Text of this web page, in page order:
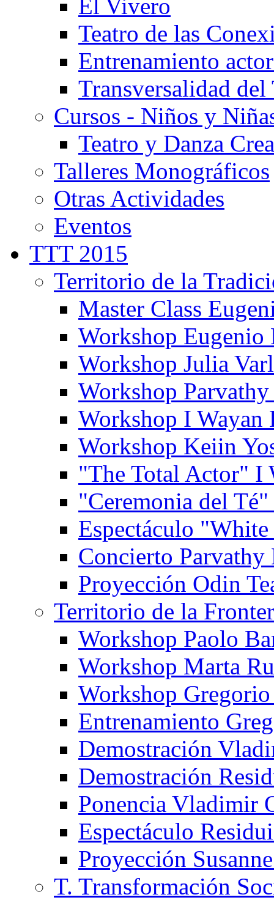
El Vivero
Teatro de las
Entrenamiento
Transversalidad del
Cursos - Niños y
Teatro y Danza
Talleres Monográficos
Otras Actividades
Eventos
TTT 2015
Territorio de la
Master Class
Workshop Eugenio
Workshop Julia
Workshop
Workshop I Wayan
Workshop Keiin
"The Total Actor" I
"Ceremonia del
Espectáculo
Concierto Parvathy
Proyección Odin
Territorio de la
Workshop Paolo
Workshop Marta
Workshop
Entrenamiento
Demostración
Demostración
Ponencia Vladimir
Espectáculo
Proyección
T. Transformación